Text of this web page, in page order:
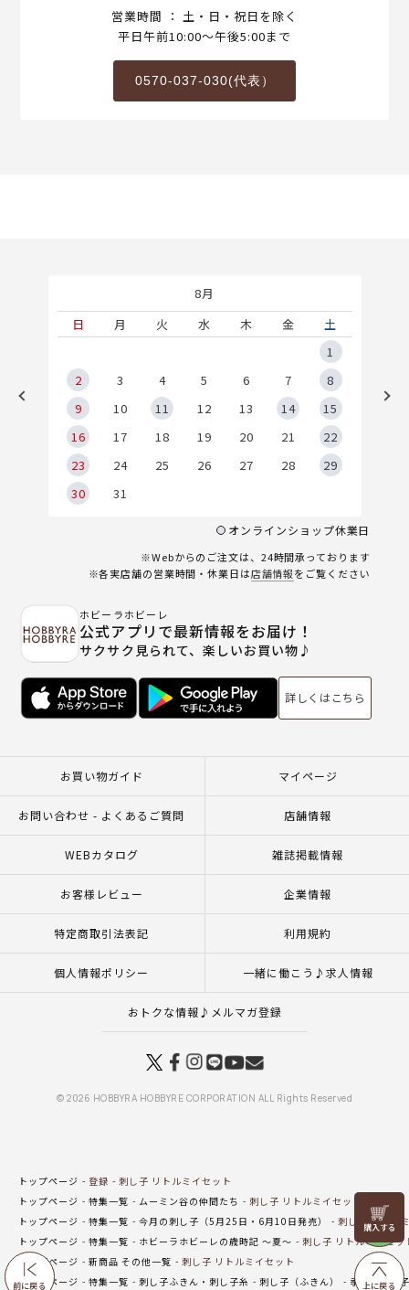
前に戻る
リリヤン
フェア
上に戻る
営業時間 ： 土・日・祝日を除く
平日午前10:00～午後5:00まで
0570-037-030(代表）
8月
日
月 火 水 木 金
土
1
2
3 4 5 6 7
8
9
10 11 12 13 14
15
16
17 18 19 20 21
22
23
24 25 26 27 28
29
30
31
オンラインショップ休業日
※Webからのご注文は、24時間承っております
※各実店舗の営業時間・休業日は店舗情報をご覧ください
ホビーラホビーレ
公式アプリで最新情報をお届け！
サクサク見られて、楽しいお買い物♪
詳しくはこちら
お買い物ガイド マイページ
お問い合わせ - よくあるご質問 店舗情報
WEBカタログ 雑誌掲載情報
お客様レビュー 企業情報
特定商取引法表記 利用規約
個人情報ポリシー 一緒に働こう♪求人情報
おトクな情報♪メルマガ登録
© 2026 HOBBYRA HOBBYRE CORPORATION ALL Rights Reserved
トップページ 登録
刺し子 リトルミイセット
トップページ
特集一覧 ムーミン谷の仲間たち
刺し子 リトルミイセット
トップページ
特集一覧 今月の刺し子（5月25日・6月10日発売）
刺し子 リトル
トップページ
特集一覧 ホビーラホビーレの歳時記 ～夏～
刺し子 リトルミイセッ
トップページ
新商品 その他一覧
刺し子 リトルミイセット
トップページ
特集一覧 刺し子ふきん・刺し子糸 刺し子（ふきん） 季節の刺し子